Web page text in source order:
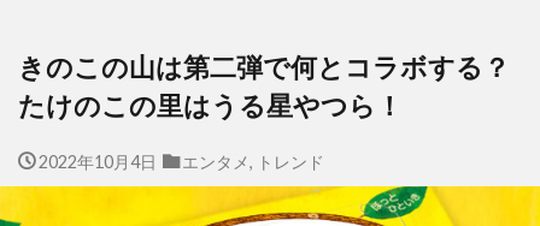
きのこの山は第二弾で何とコラボする？
たけのこの里はうる星やつら！
2022年10月4日 エンタメ, トレンド